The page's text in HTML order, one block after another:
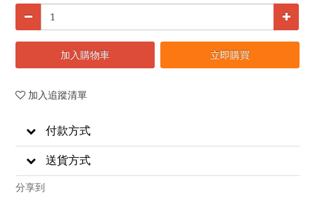
加入購物車 立即購買
加入追蹤清單
付款方式
送貨方式
分享到